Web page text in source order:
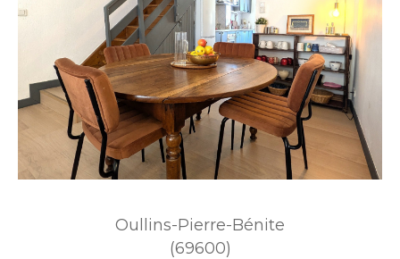
Oullins-Pierre-Bénite
(69600)